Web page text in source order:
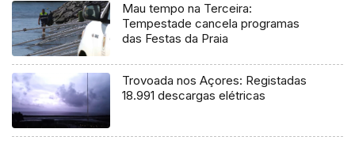
Mau tempo na Terceira:
Tempestade cancela programas
das Festas da Praia
Trovoada nos Açores: Registadas
18.991 descargas elétricas